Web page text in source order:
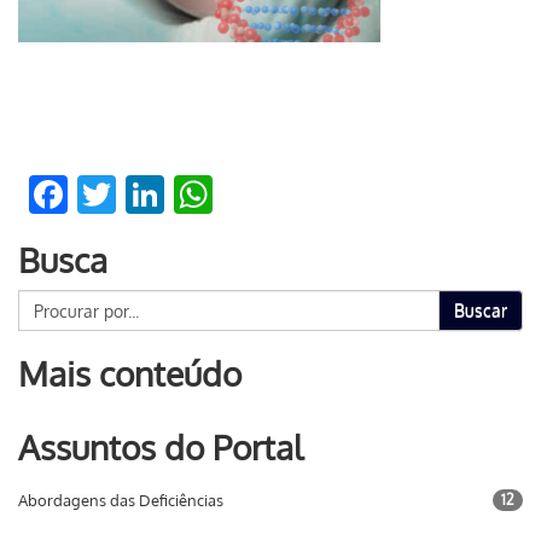
Facebook
TwitterLinkedIn
Busca
Buscar
Mais conteúdo
Assuntos do Portal
Abordagens das Deficiências 12